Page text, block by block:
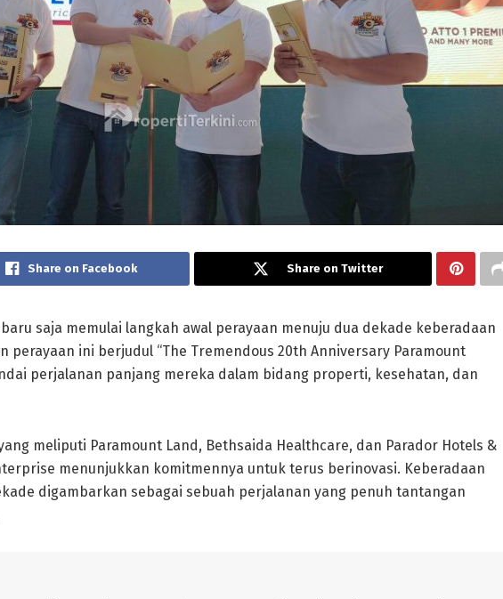
Share on Facebook Share on Twitter
saja memulai langkah awal perayaan menuju dua dekade keberadaan
perayaan ini berjudul “The Tremendous 20th Anniversary Paramount
perjalanan panjang mereka dalam bidang properti, kesehatan, dan
meliputi Paramount Land, Bethsaida Healthcare, dan Parador Hotels &
menunjukkan komitmennya untuk terus berinovasi. Keberadaan
digambarkan sebagai sebuah perjalanan yang penuh tantangan